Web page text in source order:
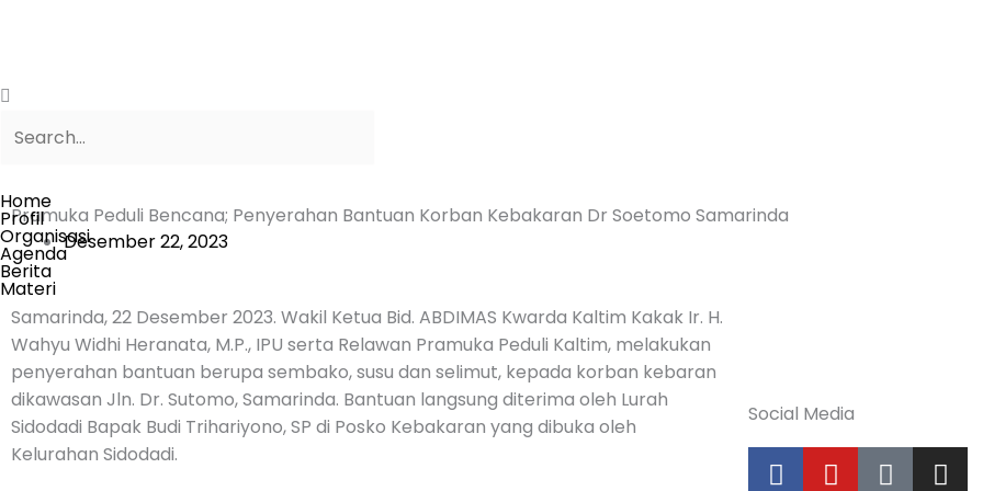
Search
Home
Profil
Organisasi
Agenda
Berita
Materi
Pramuka Peduli Bencana; Penyerahan Bantuan Korban Kebakaran Dr Soetomo Samarinda
Desember 22, 2023
Samarinda, 22 Desember 2023. Wakil Ketua Bid. ABDIMAS Kwarda Kaltim Kakak Ir. H.
Wahyu Widhi Heranata, M.P., IPU serta Relawan Pramuka Peduli Kaltim, melakukan
penyerahan bantuan berupa sembako, susu dan selimut, kepada korban kebaran
dikawasan Jln. Dr. Sutomo, Samarinda. Bantuan langsung diterima oleh Lurah
Sidodadi Bapak Budi Trihariyono, SP di Posko Kebakaran yang dibuka oleh
Kelurahan Sidodadi.
Social Media
F Y T I